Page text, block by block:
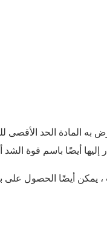
به المادة الحد الأقصى